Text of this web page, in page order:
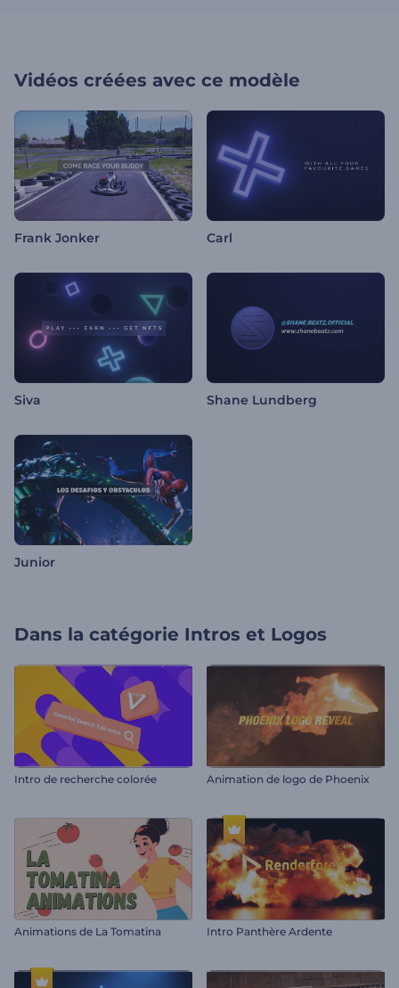
Vidéos créées avec ce modèle
Frank Jonker Carl
Siva Shane Lundberg
Junior
Dans la catégorie Intros et Logos
Intro de recherche colorée Animation de logo de Phoenix
Animations de La Tomatina Intro Panthère Ardente